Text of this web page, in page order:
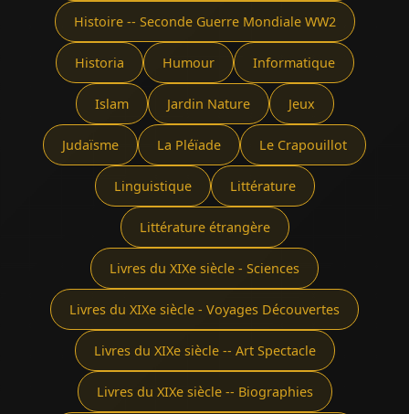
Histoire -- Seconde Guerre Mondiale WW2
Historia Humour Informatique
Islam Jardin Nature Jeux
Judaïsme La Pléïade Le Crapouillot
Linguistique Littérature
Littérature étrangère
Livres du XIXe siècle - Sciences
Livres du XIXe siècle - Voyages Découvertes
Livres du XIXe siècle -- Art Spectacle
Livres du XIXe siècle -- Biographies